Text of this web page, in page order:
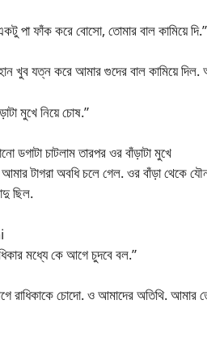
পা ফাঁক করে বোসো, তোমার বাল কামিয়ে দি.”
খুব যত্ন করে আমার গুদের বাল কামিয়ে দিল.
মুখে নিয়ে চোষ.”
ডগাটা চাটলাম তারপর ওর বাঁড়াটা মুখে
টাগরা অবধি চলে গেল. ওর বাঁড়া থেকে
ছিল.
মধ্যে কে আগে চুদবে বল.”
রাধিকাকে চোদো. ও আমাদের অতিথি.